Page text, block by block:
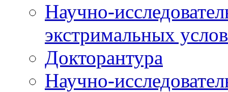
Научно-
экстримальных
Докторантура
Научно-